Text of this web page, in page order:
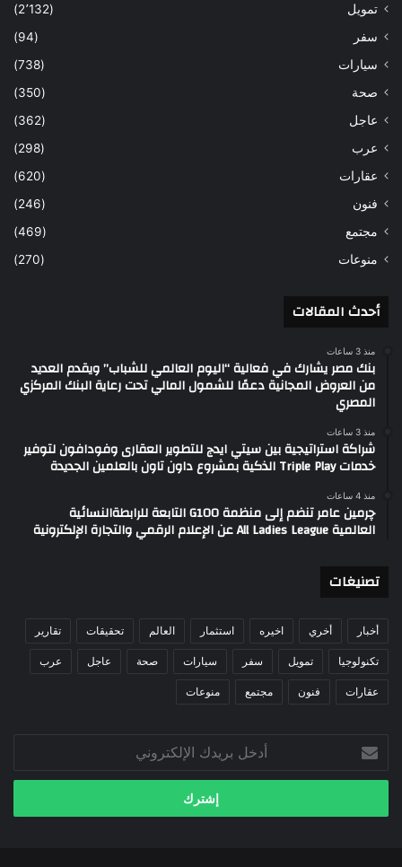
تمويل
(2٬132)
سفر
(94)
سيارات
(738)
صحة
(350)
عاجل
(362)
عرب
(298)
عقارات
(620)
فنون
(246)
مجتمع
(469)
منوعات
(270)
أحدث المقالات
منذ 3 ساعات
بنك مصر يشارك في فعالية “اليوم العالمي للشباب” ويقدم العديد
من العروض المجانية دعمًا للشمول المالي تحت رعاية البنك المركزي
المصري
منذ 3 ساعات
شراكة استراتيجية بين سيتي ايدج للتطوير العقارى وفودافون لتوفير
خدمات Triple Play الذكية بمشروع داون تاون بالعلمين الجديدة
منذ 4 ساعات
چرمين عامر تنضم إلى منظمة G100 التابعة للرابطةالنسائية
العالمية All Ladies League عن الإعلام الرقمي والتجارة الإلكترونية
تصنيغات
أخبار أخري اخيره استثمار العالم تحقيقات تقارير
تكنولوجيا تمويل سفر سيارات صحة عاجل عرب
عقارات فنون مجتمع منوعات
بريدك
الإلكتروني